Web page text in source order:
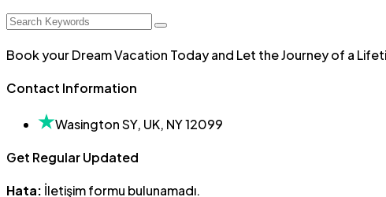
Book your Dream Vacation Today and Let the Journey of a
Contact Information
Wasington SY, UK, NY 12099
Get Regular Updated
Hata: İletişim formu bulunamadı.